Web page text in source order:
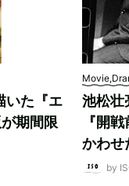
いた『エ
期間限
池松壮
『開
かわせ
by